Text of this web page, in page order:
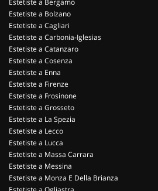
Estetiste a Bergamo
Estetiste a Bolzano
Estetiste a Cagliari
Estetiste a Carbonia-Iglesias
Estetiste a Catanzaro
Estetiste a Cosenza
Estetiste a Enna
Estetiste a Firenze
Estetiste a Frosinone
Estetiste a Grosseto
Estetiste a La Spezia
Estetiste a Lecco
Estetiste a Lucca
Estetiste a Massa Carrara
Estetiste a Messina
Estetiste a Monza E Della Brianza